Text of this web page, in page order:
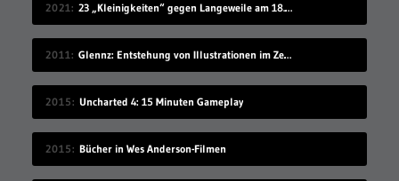
2021 23 „Kleinigkeiten“ gegen Langeweile am 18.07.2021
2011 Glennz: Entstehung von Illustrationen im Zeitraffer
2015 Uncharted 4: 15 Minuten Gameplay
2015 Bücher in Wes Anderson-Filmen